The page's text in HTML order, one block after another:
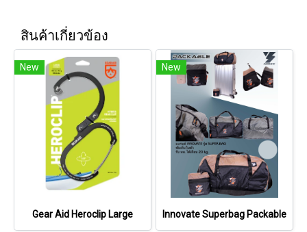
สินค้าเกี่ยวข้อง
New
Gear Aid Heroclip Large
New
Innovate Superbag Packable